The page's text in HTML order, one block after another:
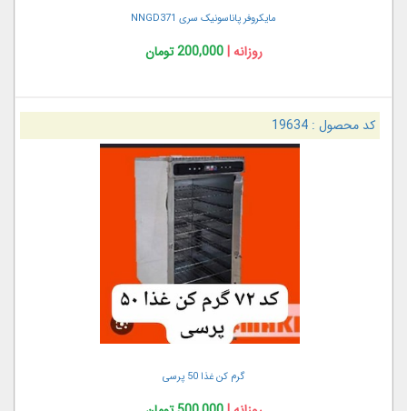
مایکروفر پاناسونیک سری NNGD371
روزانه |200,000 تومان
کد محصول :19634
گرم کن غذا 50 پرسی